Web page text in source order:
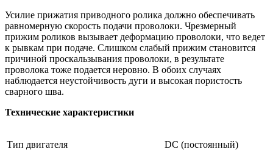
Усилие прижатия приводного ролика должно обеспечивать
равномерную скорость подачи проволоки. Чрезмерный
прижим роликов вызывает деформацию проволоки, что ведет
к рывкам при подаче. Слишком слабый прижим становится
причиной проскальзывания проволоки, в результате
проволока тоже подается неровно. В обоих случаях
наблюдается неустойчивость дуги и высокая пористость
сварного шва.
Технические характеристики
Тип двигателя DC (постоянный)